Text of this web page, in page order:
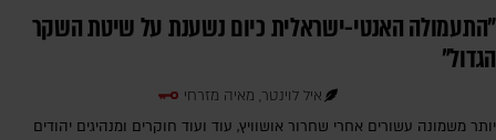
"התעמולה האנטי-ישראלית כיום נשענת על שיטת השקר
הגדול"
איל לוינטר, מאיה מזרחי
יותר משמונה עשורים אחרי שחרור אושוויץ, עוד ועוד חוקרים ומנהיגים יהודים